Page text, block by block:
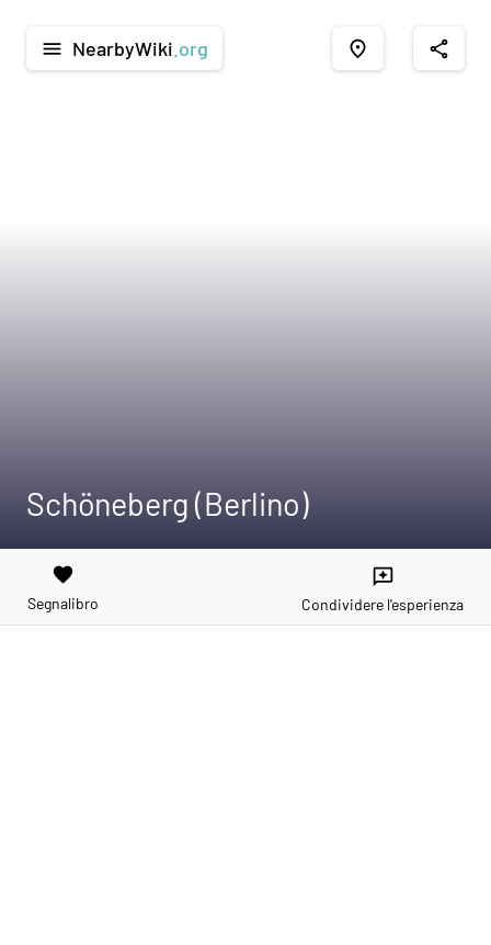
menu NearbyWiki .org place share
Schöneberg (Berlino)
favorite
Segnalibro
reviews
Condividere l'esperienza